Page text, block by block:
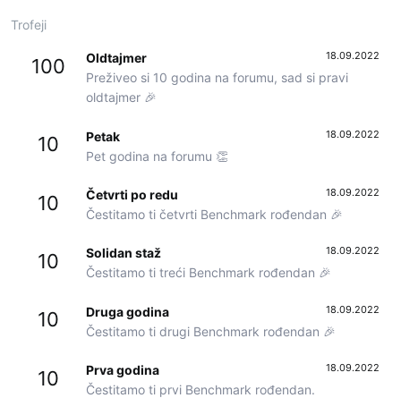
Trofeji
100 18.09.2022
Oldtajmer
Preživeo si 10 godina na forumu, sad si pravi
oldtajmer 🎉
10 18.09.2022
Petak
Pet godina na forumu 👏
10 18.09.2022
Četvrti po redu
Čestitamo ti četvrti Benchmark rođendan 🎉
10 18.09.2022
Solidan staž
Čestitamo ti treći Benchmark rođendan 🎉
10 18.09.2022
Druga godina
Čestitamo ti drugi Benchmark rođendan 🎉
10 18.09.2022
Prva godina
Čestitamo ti prvi Benchmark rođendan.